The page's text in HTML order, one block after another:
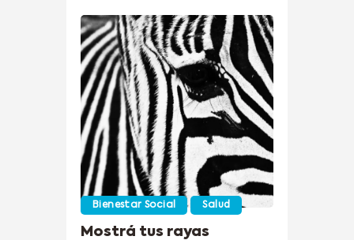
Bienestar Social Salud
Mostrá tus rayas